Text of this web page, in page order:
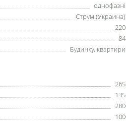
однофазні
Струм (Украина)
220
84
Будинку, квартири
265
135
280
100